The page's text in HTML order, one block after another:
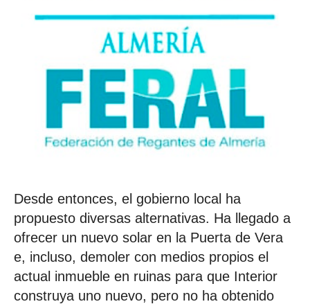
Desde entonces, el gobierno local ha
propuesto diversas alternativas. Ha llegado a
ofrecer un nuevo solar en la Puerta de Vera
e, incluso, demoler con medios propios el
actual inmueble en ruinas para que Interior
construya uno nuevo, pero no ha obtenido